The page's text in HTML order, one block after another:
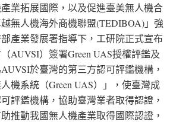
業拓展國際，以及促進臺美無人機合
無人機海外商機聯盟(TEDIBOA)」強
產業發展署指導下，工研院正式宣布
AUVSI）簽署Green UAS授權評鑑及
於臺灣的第三方認可評鑑機構，
機系統（Green UAS）」，使臺灣成
評鑑機構，協助臺灣業者取得認證，
推動我國無人機產業取得國際認證，